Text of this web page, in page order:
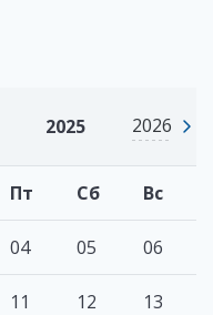
2025 2026
Пт Сб Вс
04 05 06
11 12 13